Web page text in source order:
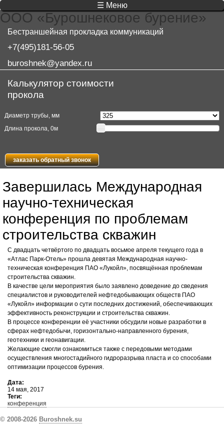
ООО «Бурошнековое бурение»
Бестраншейная прокладка коммуникаций
+7(495)181-56-05
buroshnek@yandex.ru
☰ Меню
Калькулятор стоимости
прокола
Диаметр трубы, мм
Длина прокола, 0м
заказать обратный звонок
Завершилась Международная
научно-техническая
конференция по проблемам
строительства скважин
С двадцать четвёртого по двадцать восьмое апреля текущего года в
«Атлас Парк-Отель» прошла девятая Международная научно-
техническая конференция ПАО «Лукойл», посвящённая проблемам
строительства скважин.
В качестве цели мероприятия было заявлено доведение до сведения
специалистов и руководителей нефтедобывающих обществ ПАО
«Лукойл» информации о сути последних достижений, обеспечивающих
эффективность реконструкции и строительства скважин.
В процессе конференции её участники обсудили новые разработки в
сферах нефтедобычи, горизонтально-направленного бурения,
геотехники и геонавигации.
Желающие смогли ознакомиться также с передовыми методами
осуществления многостадийного гидроразрыва пласта и со способами
оптимизации процессов бурения.
Дата:
14 мая, 2017
Теги:
конференция
© 2008-2026 Buroshnek.su